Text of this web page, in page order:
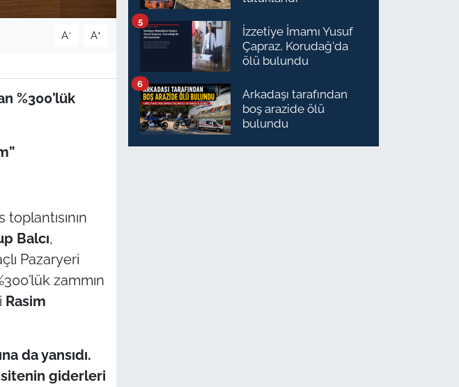
A- A+
%300’lük
Balcı,
Pazaryeri
zammın
Rasim
da yansıdı.
sitenin giderleri
İzzetiye İmamı Yusuf
Çapraz, Korudağ'da
ölü bulundu
5
Arkadaşı tarafından
boş arazide ölü
bulundu
6